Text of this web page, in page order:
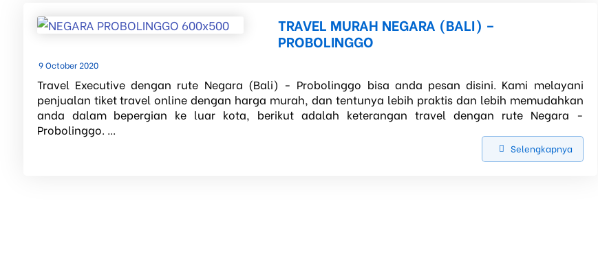
TRAVEL MURAH NEGARA (BALI) –
PROBOLINGGO
9 October 2020
Travel Executive dengan rute Negara (Bali) - Probolinggo bisa anda pesan disini. Kami melayani
penjualan tiket travel online dengan harga murah, dan tentunya lebih praktis dan lebih memudahkan
anda dalam bepergian ke luar kota, berikut adalah keterangan travel dengan rute Negara -
Probolinggo. ...
Selengkapnya